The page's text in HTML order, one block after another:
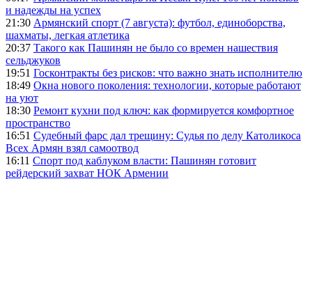
и надежды на успех
21:30 Армянский спорт (7 августа): футбол, единоборства,
шахматы, легкая атлетика
20:37 Такого как Пашинян не было со времен нашествия
сельджуков
19:51 Госконтракты без рисков: что важно знать исполнителю
18:49 Окна нового поколения: технологии, которые работают
на уют
18:30 Ремонт кухни под ключ: как формируется комфортное
пространство
16:51 Судебный фарс дал трещину: Судья по делу Католикоса
Всех Армян взял самоотвод
16:11 Спорт под каблуком власти: Пашинян готовит
рейдерский захват НОК Армении